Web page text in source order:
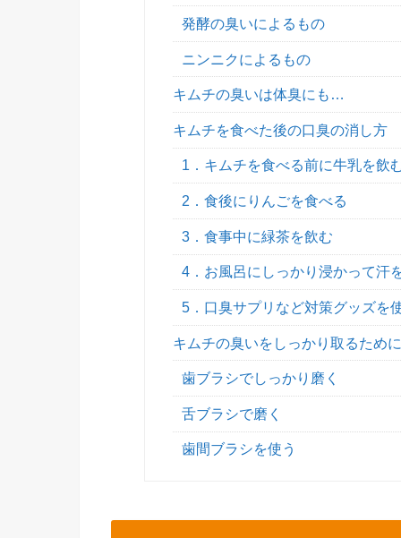
発酵の臭いによるもの
ニンニクによるもの
キムチの臭いは体臭にも…
キムチを食べた後の口臭の消し方
1．キムチを食べる前に牛乳を飲
2．食後にりんごを食べる
3．食事中に緑茶を飲む
4．お風呂にしっかり浸かって汗
5．口臭サプリなど対策グッズを
キムチの臭いをしっかり取るため
歯ブラシでしっかり磨く
舌ブラシで磨く
歯間ブラシを使う